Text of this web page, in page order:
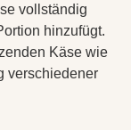
vollständig
hinzufügt.
Käse wie
verschiedener